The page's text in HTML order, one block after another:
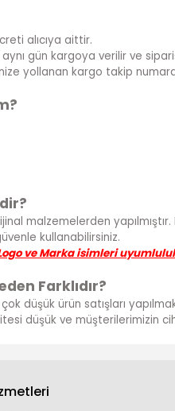
alıcıya aittir.
gün kargoya verilir ve
yollanan kargo takip
malzemelerden
kullanabilirsiniz.
ve Marka isimleri
Farklıdır?
düşük ürün satışları
düşük ve müşterilerimizin